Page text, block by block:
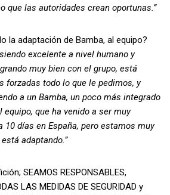
que las autoridades crean oportunas.”
la adaptación de Bamba, al equipo?
excelente a nivel humano y
muy bien con el grupo, está
forzadas todo lo que le pedimos, y
a un Bamba, un poco más integrado
que ha venido a ser muy
10 días en España, pero estamos muy
adaptando.”
SEAMOS RESPONSABLES,
LAS MEDIDAS DE SEGURIDAD y